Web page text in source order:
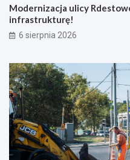
Modernizacja ulicy
infrastrukturę!
6 sierpnia 2026